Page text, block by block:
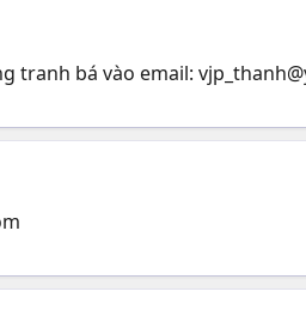
tranh bá vào email: